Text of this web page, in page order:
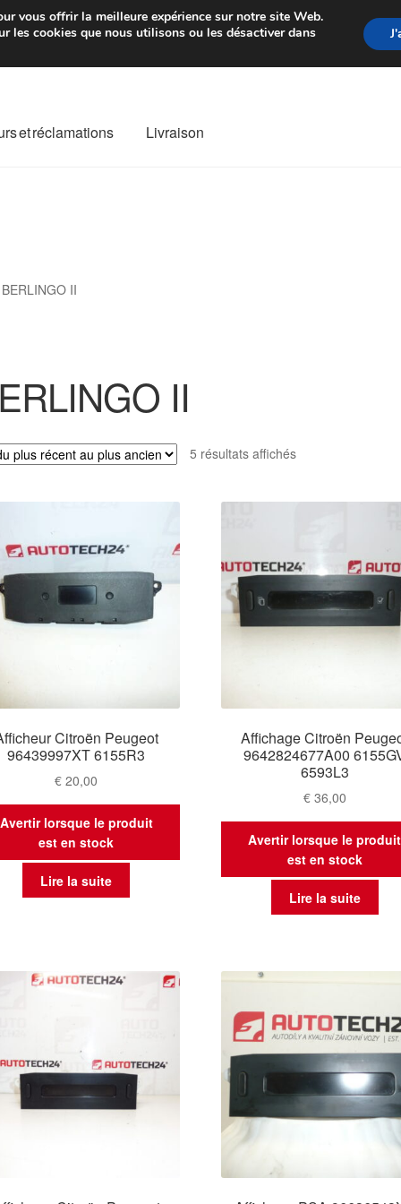
de 7 EUR Du lundi au
et réclamations Livraison
BERLINGO II
II
5 résultats affichésTrié
ancien
Citroën Peugeot
96439997XT 6155R3
€ 20,00
Avertir lorsque le produit
est en stock
Lire la suite
Affichage Citroën
9642824677A00
6593L3
€36,00
Avertir lorsque le produit
est en stock
Lire la suite
vous offrir la meilleure expérience sur notre site Web.
les cookies que nous utilisons ou les désactiver dans